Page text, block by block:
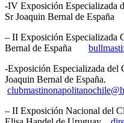
-IV Exposición Especializada
Sr Joaquin Bernal de España
– II Exposición Especializada
Bernal de España
-Exposición Especializada del
Joaquin Bernal de España.
– II Exposición Nacional del